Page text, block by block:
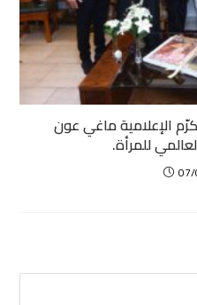
الإعلامية ماغي عون
للمرأة.